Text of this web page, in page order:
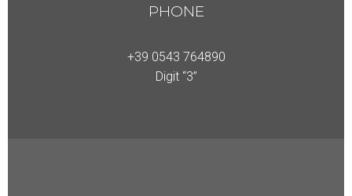
PHONE
+39 0543 764890
Digit “3”